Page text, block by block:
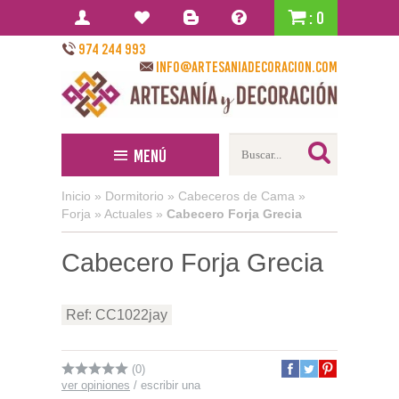
: 0
974 244 993
info@artesaniadecoracion.com
Menú
Inicio » Dormitorio » Cabeceros de Cama »
Forja » Actuales » Cabecero Forja Grecia
Cabecero Forja Grecia
Ref: CC1022jay
(0)
ver opiniones / escribir una